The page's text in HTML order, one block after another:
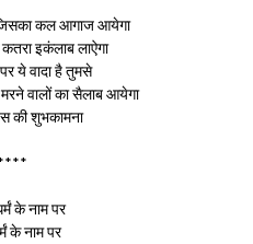
कल आगाज आयेगा
इकंलाब लाऐगा
ये वादा है तुमसे
वालों का सैलाब आयेगा
की शुभकामना
के नाम पर
के नाम पर